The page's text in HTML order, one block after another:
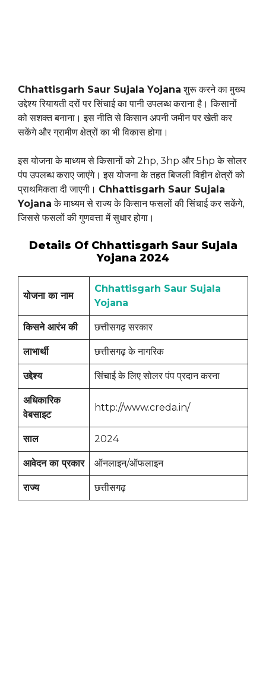
Chhattisgarh Saur Sujala Yojana शुरू करने का मुख्य
उद्देश्य रियायती दरों पर सिंचाई का पानी उपलब्ध कराना है। किसानों
को सशक्त बनाना। इस नीति से किसान अपनी जमीन पर खेती कर
सकेंगे और ग्रामीण क्षेत्रों का भी विकास होगा।
इस योजना के माध्यम से किसानों को 2hp, 3hp और 5hp के सोलर
पंप उपलब्ध कराए जाएंगे। इस योजना के तहत बिजली विहीन क्षेत्रों को
प्राथमिकता दी जाएगी। Chhattisgarh Saur Sujala
Yojana के माध्यम से राज्य के किसान फसलों की सिंचाई कर सकेंगे,
जिससे फसलों की गुणवत्ता में सुधार होगा।
Details Of Chhattisgarh Saur Sujala
Yojana 2024
योजना का नाम
Chhattisgarh Saur Sujala
Yojana
किसने आरंभ की छत्तीसगढ़ सरकार
लाभार्थी छत्तीसगढ़ के नागरिक
उद्देश्य सिंचाई के लिए सोलर पंप प्रदान करना
अधिकारिक
वेबसाइट
http://www.creda.in/
साल 2024
आवेदन का प्रकार ऑनलाइन/ऑफलाइन
राज्य छत्तीसगढ़